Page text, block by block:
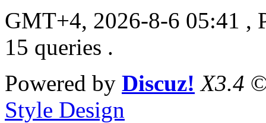
GMT+4, 2026-8-6 05:41 ,
15 queries .
Powered by Discuz! X3.4
Style Design